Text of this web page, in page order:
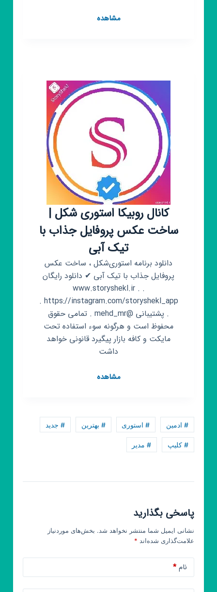
مشاهدهکانال
کانال روبیکا استوری شکل |
ساخت عکس پروفایل جذاب با
تیک آبی
دانلود برنامه استوری‌شکل ، ساخت عکس
پروفایل جذاب با تیک آبی ✔ دانلود رایگان
www.storyshekl.ir . .
https://instagram.com/storyshekl_app .
. پشتیبانی @mehd_mr . تمامی حقوق
محفوظ است و هرگونه سوء استفاده تحت
مایکت و کافه بازار پیگیرد قانونی خواهد
داشت
مشاهدهکانال
ساخت
با
# ادمین # استوری # بهترین # جدید
# کلیپ # مدیر
پاسخی بگذارید
نشانی ایمیل شما منتشر نخواهد شد. بخش‌های موردنیاز
علامت‌گذاری شده‌اند *
نام*